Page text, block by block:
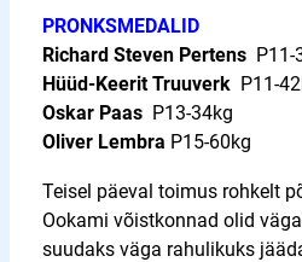
PRONKSMEDALID
Richard Steven PertensP11-
Hüüd-Keerit TruuverkP11-
Oskar PaasP13-34kg
Oliver Lembra P15-60kg
Teisel päeval toimus rohkelt
Ookami võistkonnad olid
suudaks väga rahulikuks